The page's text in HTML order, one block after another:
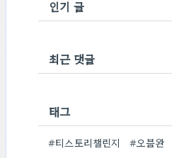
인기 글
최근 댓글
태그
#티스토리챌린지 #오블완